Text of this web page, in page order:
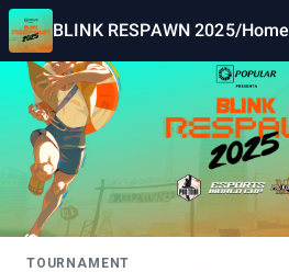
BLINK RESPAWN 2025/Home
TOURNAMENT